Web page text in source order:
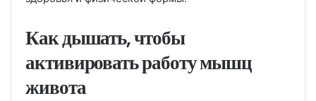
Как дышать, чтобы
активировать работу мышц
живота